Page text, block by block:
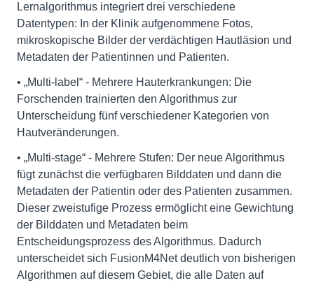
Lernalgorithmus integriert drei verschiedene
Datentypen: In der Klinik aufgenommene Fotos,
mikroskopische Bilder der verdächtigen Hautläsion und
Metadaten der Patientinnen und Patienten.
• „Multi-label“ - Mehrere Hauterkrankungen: Die
Forschenden trainierten den Algorithmus zur
Unterscheidung fünf verschiedener Kategorien von
Hautveränderungen.
• „Multi-stage“ - Mehrere Stufen: Der neue Algorithmus
fügt zunächst die verfügbaren Bilddaten und dann die
Metadaten der Patientin oder des Patienten zusammen.
Dieser zweistufige Prozess ermöglicht eine Gewichtung
der Bilddaten und Metadaten beim
Entscheidungsprozess des Algorithmus. Dadurch
unterscheidet sich FusionM4Net deutlich von bisherigen
Algorithmen auf diesem Gebiet, die alle Daten auf